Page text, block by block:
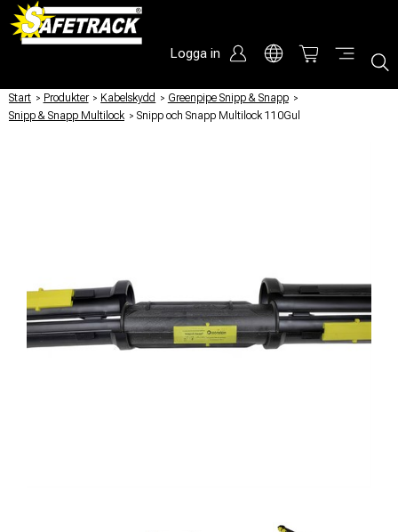
Logga in
Start / Produkter / Kabelskydd / Greenpipe Snipp & Snapp /
Snipp & Snapp Multilock / Snipp och Snapp Multilock 110Gul